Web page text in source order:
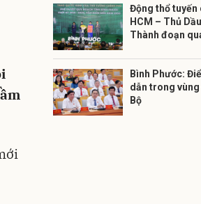
Động thổ tuyến
HCM – Thủ
Thành đoạn
Bình Phước:
dẫn trong
Bộ
Gửi